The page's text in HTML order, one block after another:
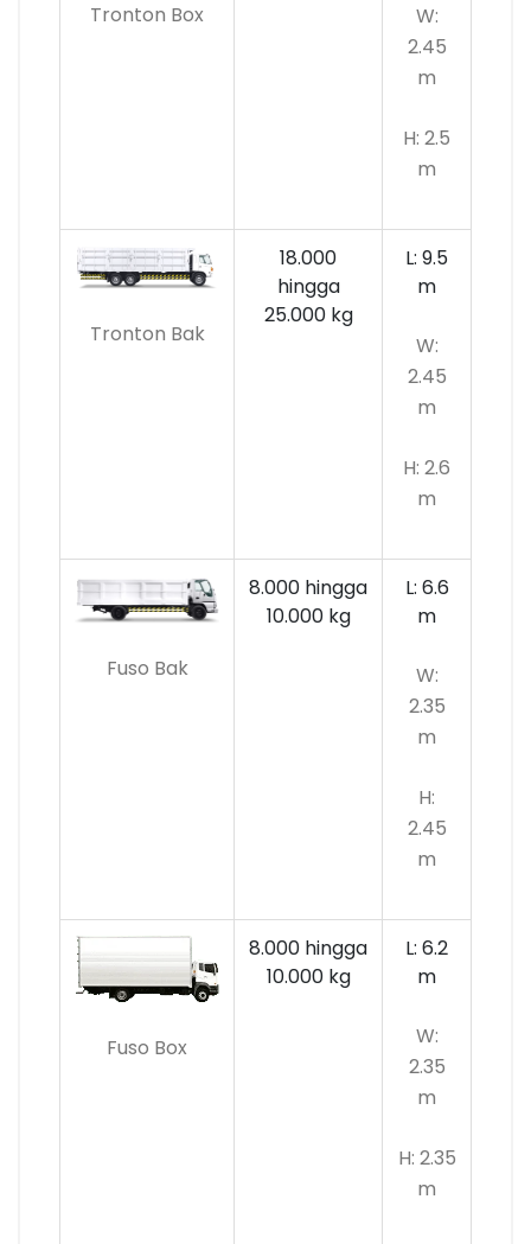
Tronton Box
W:
2.45
m
H: 2.5
m
Tronton Bak
18.000
hingga
25.000 kg
L: 9.5
m
W:
2.45
m
H: 2.6
m
Fuso Bak
8.000 hingga
10.000kg
L: 6.6
m
W:
2.35
m
H:
2.45
m
Fuso Box
8.000 hingga
10.000 kg
L: 6.2
m
W:
2.35
m
H: 2.35
m